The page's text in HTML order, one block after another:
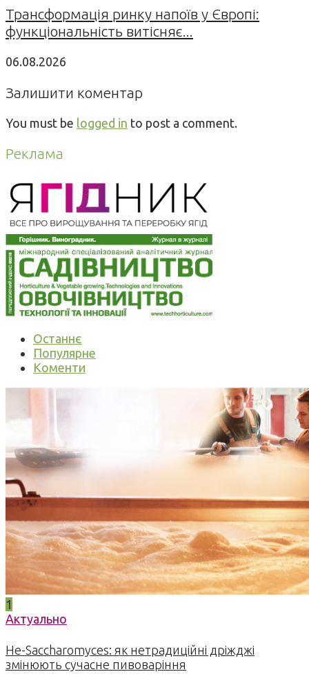
Трансформація ринку напоїв у Європі:
функціональність витісняє...
06.08.2026
Залишити коментар
You must be logged in to post a comment.
Реклама
Останнє
Популярне
Коменти
1
Актуально
Не-Saccharomyces: як нетрадиційні дріжджі
змінюють сучасне пивоваріння